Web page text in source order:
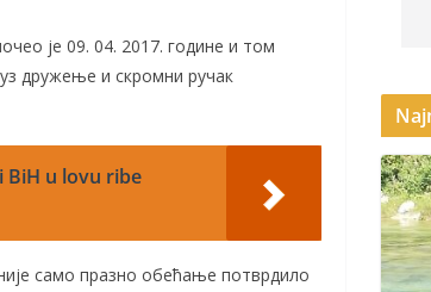
је 09. 04. 2017. године и том
дружење и скромни ручак
BiH u lovu ribe
само празно обећање потврдило